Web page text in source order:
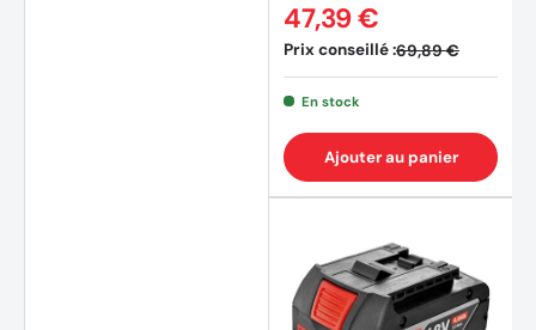
Prix conseillé :69,89 €
47,39 €
En stock
Ajouter au panier